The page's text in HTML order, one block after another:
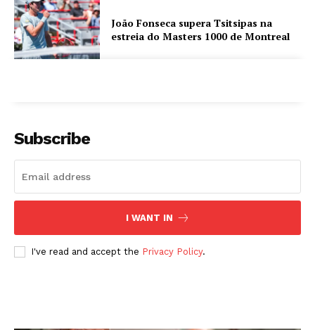
João Fonseca supera Tsitsipas na
estreia do Masters 1000 de Montreal
Subscribe
I WANT IN
I've read and accept the Privacy Policy.